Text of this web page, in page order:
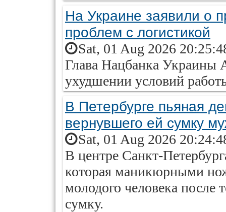
На Украине заявили о
проблем с логистикой
Sat, 01 Aug 2026
Глава Нацбанка
ухудшении условий
В Петербурге пьяная
вернувшего ей сумку
Sat, 01 Aug 2026
В центре Санкт-
которая маникюрными
молодого человека после
сумку.